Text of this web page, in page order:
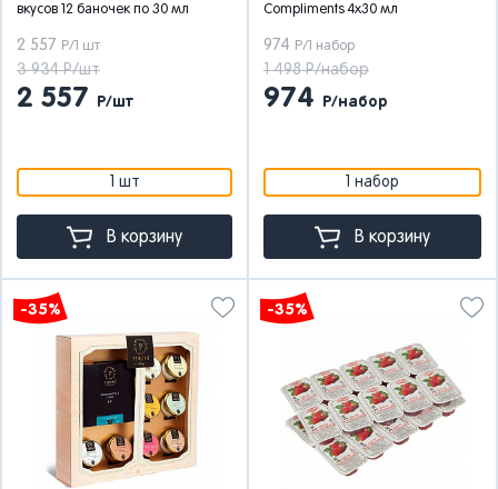
вкусов 12 баночек по 30 мл
2 557 Р/1 шт
3 934 Р/шт
2 557 Р/шт
1 шт
В корзину
Compliments 4х30 мл
974 Р/1 набор
1 498 Р/набор
974 Р/набор
1 набор
В корзину
-35% -35%